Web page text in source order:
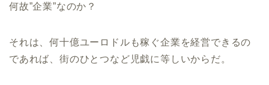
何故”企業”なのか？
それは、何十億ユーロドルも稼ぐ企業を経営できるの
であれば、街のひとつなど児戯に等しいからだ。